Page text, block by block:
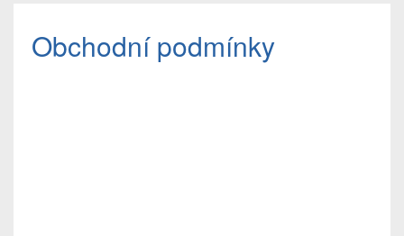
Obchodní podmínky